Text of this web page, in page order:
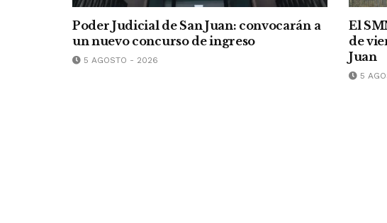
Poder Judicial de San Juan: convocarán a
un nuevo concurso de ingreso
5 AGOSTO - 2026
El
de
Juan
5